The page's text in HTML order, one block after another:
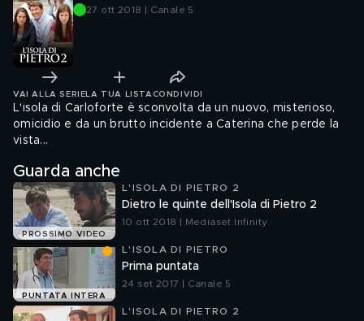
27 ott 2018 | Canale 5
VAI ALLA SERIE LA TUA LISTA CONDIVIDI
L'isola di Carloforte è sconvolta da un nuovo, misterioso,
omicidio e da un brutto incidente a Caterina che perde la
vista...
Guarda anche
PROSSIMO VIDEO
L'ISOLA DI PIETRO 2
Dietro le quinte dell'Isola di Pietro 2
10 ott 2018 | Mediaset Infinity
PUNTATA INTERA
L'ISOLA DI PIETRO
Prima puntata
24 set 2017 | Canale 5
L'ISOLA DI PIETRO 2